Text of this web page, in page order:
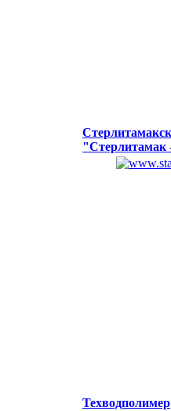
Техводполимер